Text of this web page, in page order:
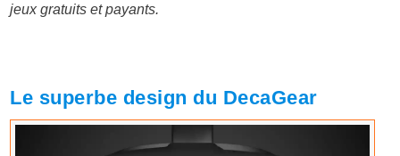
jeux gratuits et payants.
Le superbe design du DecaGear